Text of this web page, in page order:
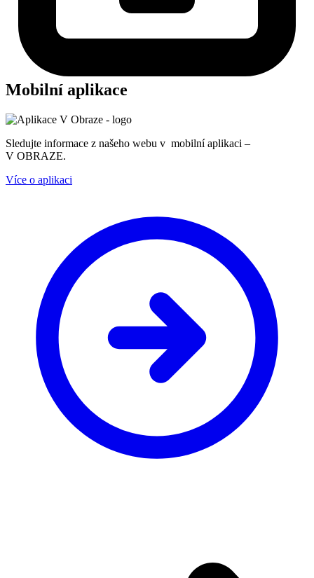
Mobilní aplikace
Sledujte informace z našeho webu v mobilní aplikaci –
V OBRAZE.
Více o aplikaci